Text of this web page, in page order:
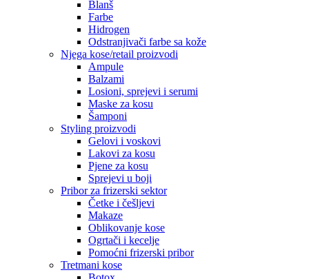
Blanš
Farbe
Hidrogen
Odstranjivači farbe sa kože
Njega kose/retail proizvodi
Ampule
Balzami
Losioni, sprejevi i serumi
Maske za kosu
Šamponi
Styling proizvodi
Gelovi i voskovi
Lakovi za kosu
Pjene za kosu
Sprejevi u boji
Pribor za frizerski sektor
Četke i češljevi
Makaze
Oblikovanje kose
Ogrtači i kecelje
Pomoćni frizerski pribor
Tretmani kose